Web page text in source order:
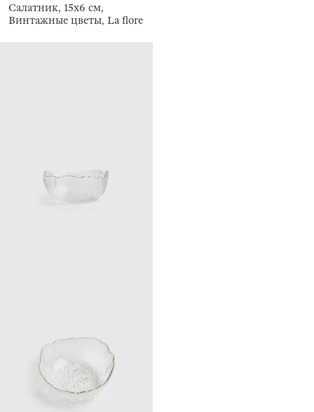
Салатник, 15х6 см,
Винтажные цветы, La flore